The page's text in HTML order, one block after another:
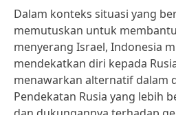
Dalam konteks situasi yang
memutuskan untuk
menyerang Israel, Indonesia
mendekatkan diri kepada
menawarkan alternatif dalam
Pendekatan Rusia yang lebih